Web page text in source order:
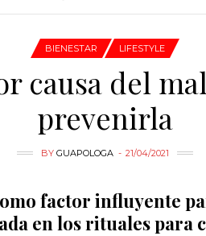
BIENESTAR LIFESTYLE
causa del
prevenirla
BYGUAPOLOGA 21/04/2021
factor influyente
en los rituales para